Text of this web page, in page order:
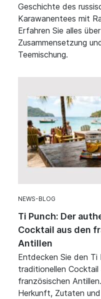
Geschichte des
Karawanentees mit
Erfahren Sie alles
Zusammensetzung
Teemischung.
NEWS-BLOG
Ti Punch: Der
Cocktail aus den
Antillen
Entdecken Sie den Ti
traditionellen Cocktail
französischen
Herkunft, Zutaten